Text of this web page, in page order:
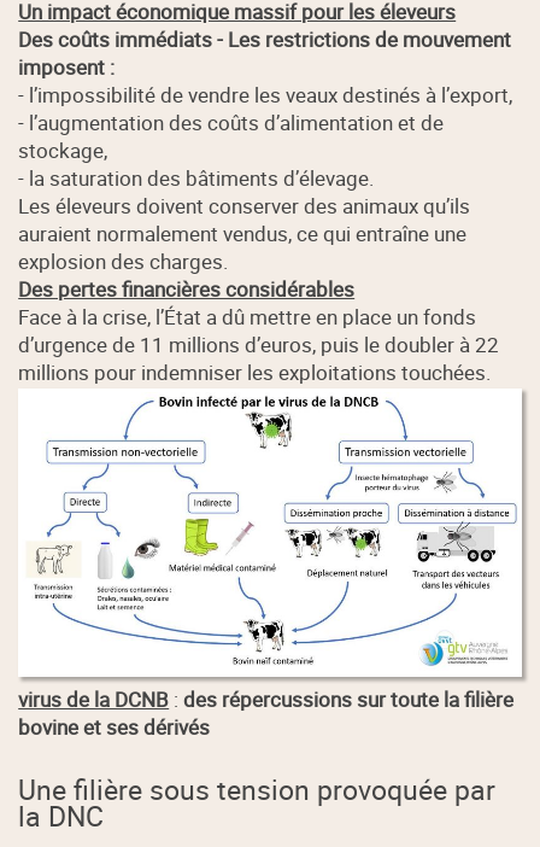
Un impact économique massif pour les éleveurs
Des coûts immédiats - Les restrictions de mouvement
imposent :
- l’impossibilité de vendre les veaux destinés à l’export,
- l’augmentation des coûts d’alimentation et de
stockage,
- la saturation des bâtiments d’élevage.
Les éleveurs doivent conserver des animaux qu’ils
auraient normalement vendus, ce qui entraîne une
explosion des charges.
Des pertes financières considérables
Face à la crise, l’État a dû mettre en place un fonds
d’urgence de 11 millions d’euros, puis le doubler à 22
millions pour indemniser les exploitations touchées.
virus de la DCNB :des répercussions sur toute la filière
bovine et ses dérivés
Une filière sous tension provoquée par
la DNC